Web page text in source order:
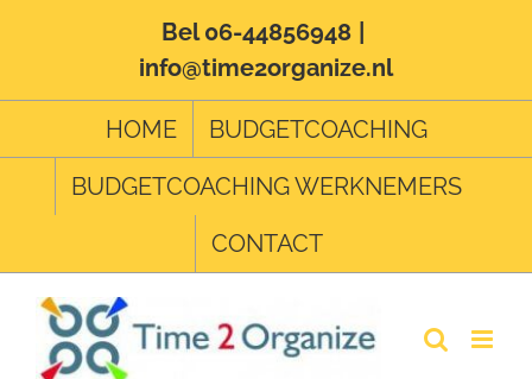
Bel 06-44856948
info@time2organize.nl
HOME
BUDGETCOACHING
BUDGETCOACHING WERKNEMERS
CONTACT